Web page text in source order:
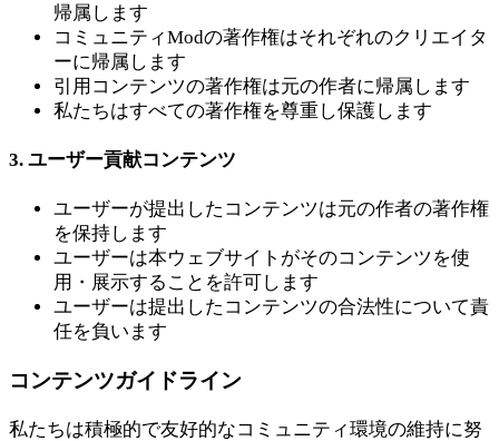
帰属します
コミュニティModの著作権はそれぞれのクリエイタ
ーに帰属します
引用コンテンツの著作権は元の作者に帰属します
私たちはすべての著作権を尊重し保護します
3. ユーザー貢献コンテンツ
ユーザーが提出したコンテンツは元の作者の著作権
を保持します
ユーザーは本ウェブサイトがそのコンテンツを使
用・展示することを許可します
ユーザーは提出したコンテンツの合法性について責
任を負います
コンテンツガイドライン
私たちは積極的で友好的なコミュニティ環境の維持に努